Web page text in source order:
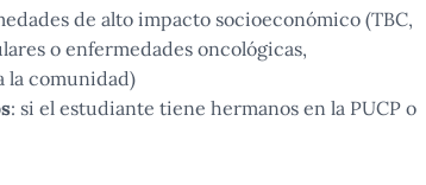
de alto impacto socioeconómico (TBC,
o enfermedades oncológicas,
la comunidad)
: si el estudiante tiene hermanos en la PUCP o